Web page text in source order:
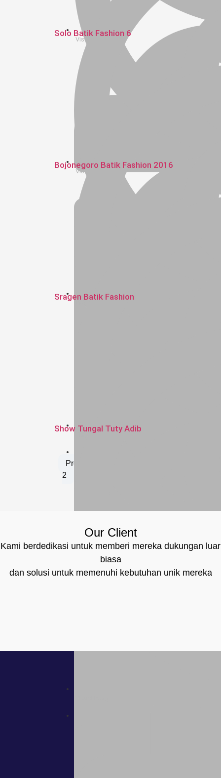
Visual Image
Visual Image
Solo Batik Fashion 6
Visual Image
Bojonegoro Batik Fashion 2016
Sragen Batik Fashion
Show Tungal Tuty Adib
Previous
2
Our Client
Kami berdedikasi untuk memberi mereka dukungan luar
biasa
dan solusi untuk memenuhi kebutuhan unik mereka